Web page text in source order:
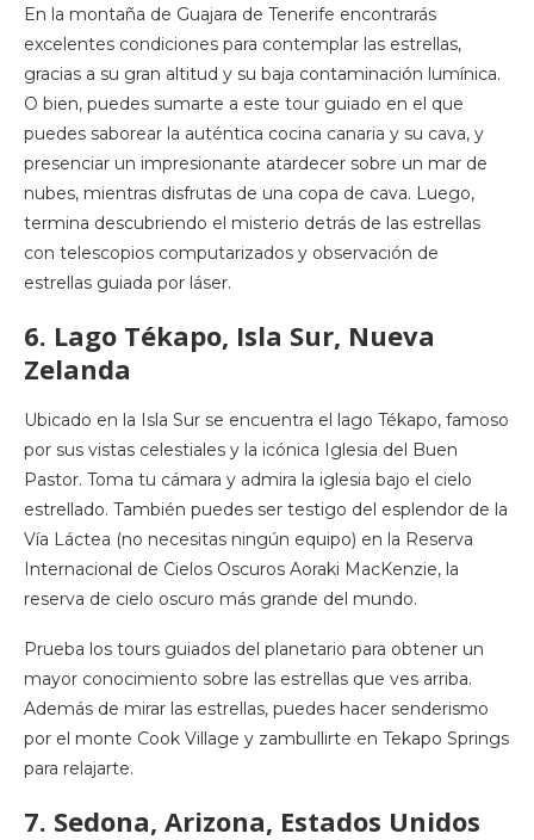
En la montaña de Guajara de Tenerife encontrarás
excelentes condiciones para contemplar las estrellas,
gracias a su gran altitud y su baja contaminación lumínica.
O bien, puedes sumarte a este tour guiado en el que
puedes saborear la auténtica cocina canaria y su cava, y
presenciar un impresionante atardecer sobre un mar de
nubes, mientras disfrutas de una copa de cava. Luego,
termina descubriendo el misterio detrás de las estrellas
con telescopios computarizados y observación de
estrellas guiada por láser.
6. Lago Tékapo, Isla Sur, Nueva
Zelanda
Ubicado en la Isla Sur se encuentra el lago Tékapo, famoso
por sus vistas celestiales y la icónica Iglesia del Buen
Pastor. Toma tu cámara y admira la iglesia bajo el cielo
estrellado. También puedes ser testigo del esplendor de la
Vía Láctea (no necesitas ningún equipo) en la Reserva
Internacional de Cielos Oscuros Aoraki MacKenzie, la
reserva de cielo oscuro más grande del mundo.
Prueba los tours guiados del planetario para obtener un
mayor conocimiento sobre las estrellas que ves arriba.
Además de mirar las estrellas, puedes hacer senderismo
por el monte Cook Village y zambullirte en Tekapo Springs
para relajarte.
7. Sedona, Arizona, Estados Unidos